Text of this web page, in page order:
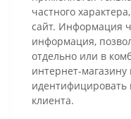
частного
сайт. Информация
информация,
отдельно или в
интернет-
клиента.